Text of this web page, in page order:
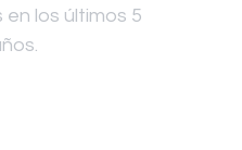
los últimos 5